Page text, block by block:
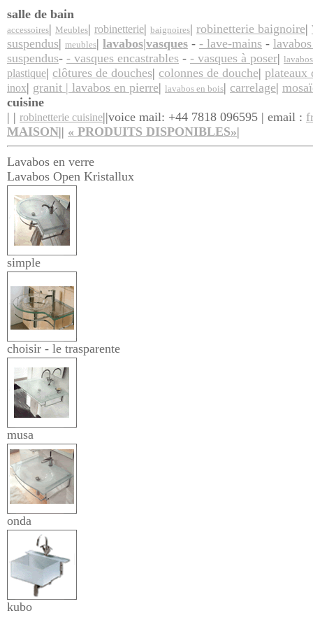
salle de bain
accessoires| Meubles| robinetterie| baignoires| robinetterie baignoire|
suspendus| meubles| lavabos|vasques - - lave-mains -
suspendus- - vasques encastrables - - vasques à poser|
plastique| clôtures de douches| colonnes de douche| plateaux
inox| granit | lavabos en pierre| lavabos en bois| carrelage|
cuisine
| | robinetterie cuisine||voice mail: +44 7818 096595 | email :
MAISON|| « PRODUITS DISPONIBLES»|
Lavabos en verre
Lavabos Open Kristallux
simple
choisir - le trasparente
musa
onda
kubo